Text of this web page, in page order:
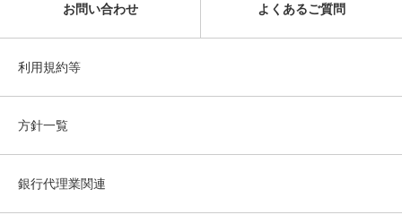
お問い合わせ よくあるご質問
利用規約等
方針一覧
銀行代理業関連